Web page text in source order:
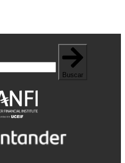
Buscar